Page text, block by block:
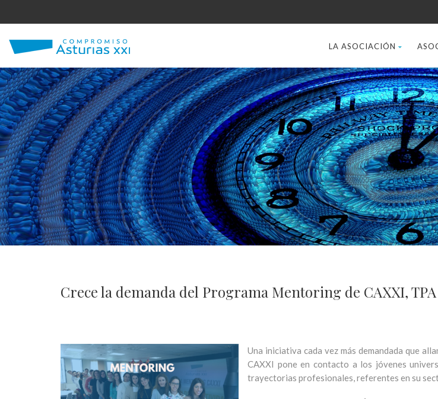
LA ASOCIACIÓN
Crece la demanda del Programa Mentoring de CAXXI, TPA
Una iniciativa cada vez más demandada que
CAXXI pone en contacto a los jóvenes
trayectorias profesionales, referentes en su